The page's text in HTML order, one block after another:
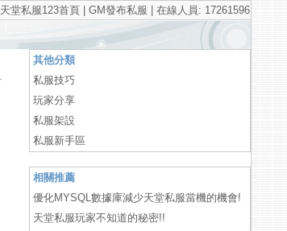
天堂私服123首頁 GM發布私服 | 在線人員: 17261596
其他分類
私服技巧
玩家分享
私服架設
私服新手區
相關推薦
優化MYSQL數據庫減少天堂私服當機的機會!
天堂私服玩家不知道的秘密!!